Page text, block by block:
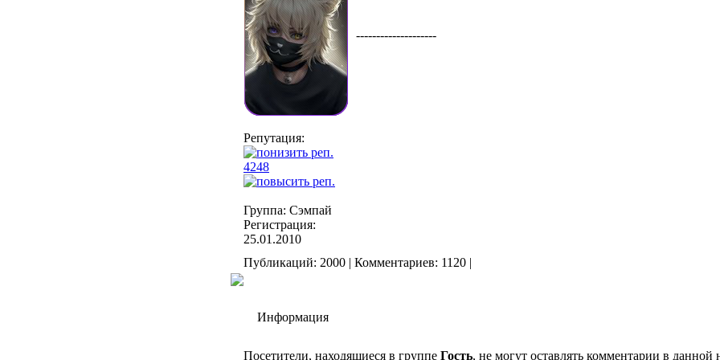
Репутация:
4248
Группа: Сэмпай
Регистрация:
25.01.2010
--------------------
Публикаций: 2000 | Комментариев: 1120 |
Информация
Посетители, находящиеся в группе Гость, не могут оставлять комментарии в данной